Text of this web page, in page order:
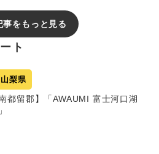
事をもっと見る
ト
山梨県
都留郡】「AWAUMI 富士河口湖